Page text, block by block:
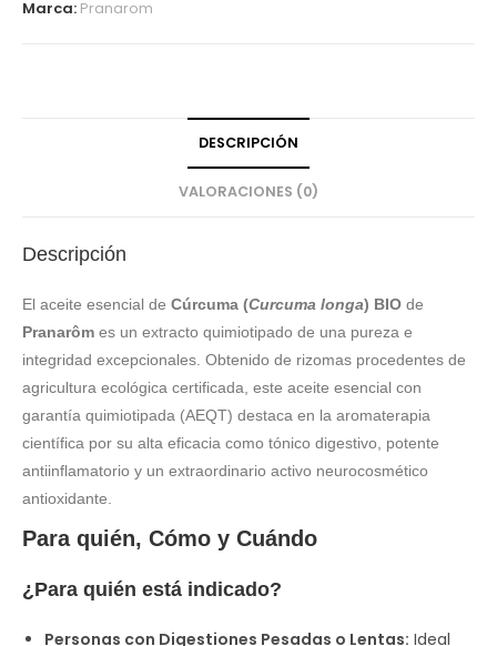
Marca: Pranarom
DESCRIPCIÓN
VALORACIONES (0)
Descripción
El aceite esencial de Cúrcuma (Curcuma longa) BIO de
Pranarôm es un extracto quimiotipado de una pureza e
integridad excepcionales. Obtenido de rizomas procedentes de
agricultura ecológica certificada, este aceite esencial con
garantía quimiotipada (AEQT) destaca en la aromaterapia
científica por su alta eficacia como tónico digestivo, potente
antiinflamatorio y un extraordinario activo neurocosmético
antioxidante.
Para quién, Cómo y Cuándo
¿Para quién está indicado?
Personas con Digestiones Pesadas o Lentas: Ideal